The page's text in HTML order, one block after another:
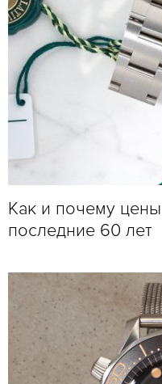
Как и почему
последние 60 лет